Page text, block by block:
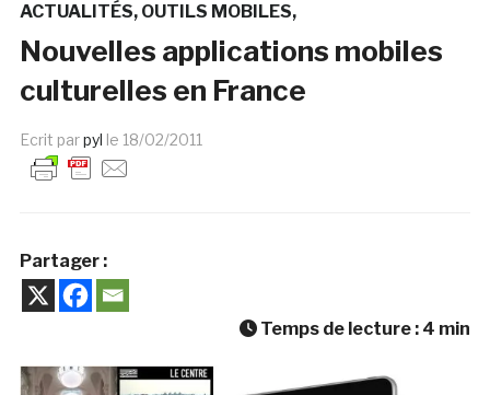
ACTUALITÉS OUTILS MOBILES
Nouvelles applications mobiles
culturelles en France
Ecrit parpyl le 18/02/2011
Partager :
Temps de lecture : 4 min